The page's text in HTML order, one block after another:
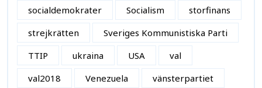
socialdemokrater
Socialism
storfinans
strejkrätten
Sveriges Kommunistiska Parti
TTIP
ukraina USA
val
val2018
Venezuela vänsterpartiet